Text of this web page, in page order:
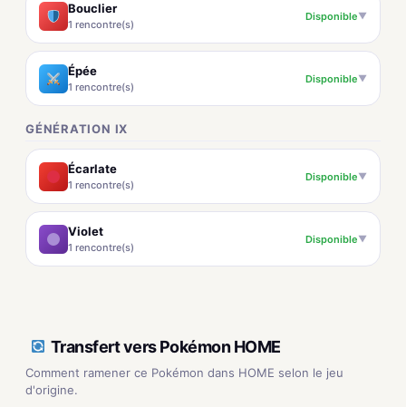
Bouclier
1 rencontre(s)
Disponible▼
Épée
1 rencontre(s)
Disponible▼
GÉNÉRATION IX
Écarlate
1 rencontre(s)
Disponible▼
Violet
1 rencontre(s)
Disponible▼
Transfert vers Pokémon HOME
Comment ramener ce Pokémon dans HOME selon le jeu
d'origine.